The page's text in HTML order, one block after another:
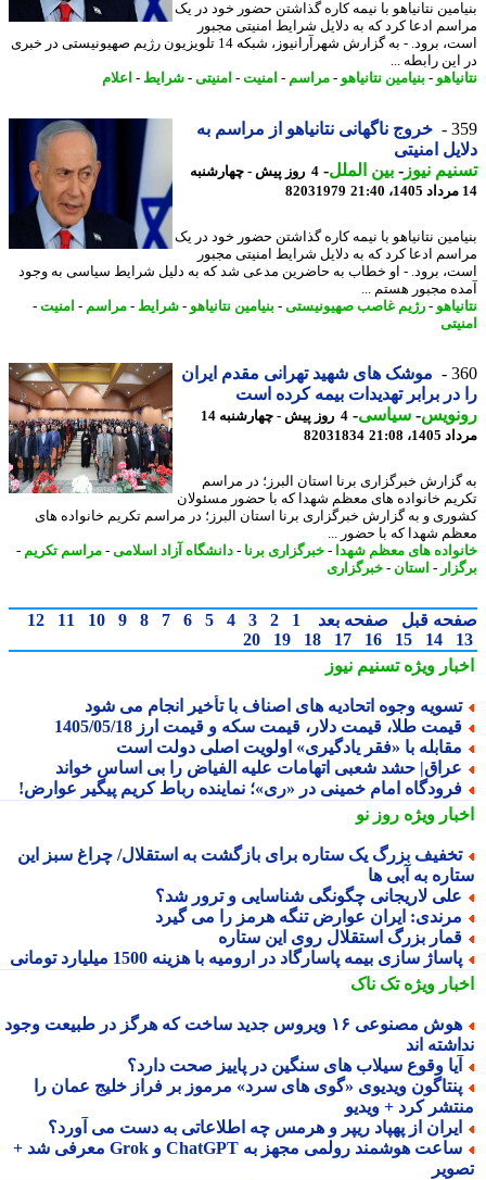
نتانیاهو با نیمه کاره گذاشتن حضور خود در یک
ادعا کرد که به دلایل شرایط امنیتی مجبور
است، برود. - به گزارش شهرآرانیوز، شبکه 14 تلویزیون رژیم صهیونیستی در خبری
رابطه ...
-بنیامین نتانیاهو-مراسم -امنیت-امنیتی-شرایط -اعلام
خروج ناگهانی نتانیاهو از مراسم به
امنیتی
نیوز-بین الملل- 4 روز پیش - چهارشنبه
82031979
نتانیاهو با نیمه کاره گذاشتن حضور خود در یک
ادعا کرد که به دلایل شرایط امنیتی مجبور
برود. - او خطاب به حاضرین مدعی شد که به دلیل شرایط سیاسی به وجود
مجبور هستم ...
-رژیم غاصب صهیونیستی-بنیامین نتانیاهو-شرایط -مراسم -امنیت-
موشک های شهید تهرانی مقدم ایران
برابر تهدیدات بیمه کرده است
-سیاسی-
4 روز پیش - چهارشنبه 14
21:08
82031834
خبرگزاری برنا استان البرز؛ در مراسم
خانواده های معظم شهدا که با حضور مسئولان
و به گزارش خبرگزاری برنا استان البرز؛ در مراسم تکریم خانواده های
شهدا که با حضور ...
های معظم شهدا-خبرگزاری برنا-دانشگاه آزاد اسلامی-مراسم تکریم-
- استان-خبرگزاری
قبل صفحه بعد 1
2
3
4
5
6
7
8
9
10
11
12
14
15
16
17
18
19
20
ویژهتسنیم نیوز
وجوه اتحادیه های اصناف با تأخیر انجام می شود
طلا، قیمت دلار، قیمت سکه و قیمت ارز 1405/05/18
با «فقر یادگیری» اولویت اصلی دولت است
حشد شعبی اتهامات علیه الفیاض را بی اساس خواند
امام خمینی در «ری»؛ نماینده رباط کریم پیگیر عوارض!
ویژهروز نو
بزرگ یک ستاره برای بازگشت به استقلال/ چراغ سبز این
به آبی ها
لاریجانی چگونگی شناسایی و ترور شد؟
ایران عوارض تنگه هرمز را می گیرد
بزرگ استقلال روی این ستاره
سازی بیمه پاسارگاد در ارومیه با هزینه 1500 میلیارد تومانی
ویژهتک ناک
هوش مصنوعی ۱۶ ویروس جدید ساخت که هرگز در طبیعت وجود
اند
وقوع سیلاب های سنگین در پاییز صحت دارد؟
ویدیوی «گوی های سرد» مرموز بر فراز خلیج عمان را
کرد + ویدیو
از پهپاد ریپر و هرمس چه اطلاعاتی به دست می آورد؟
ساعت هوشمند رولمی مجهز به ChatGPT و Grok معرفی شد +